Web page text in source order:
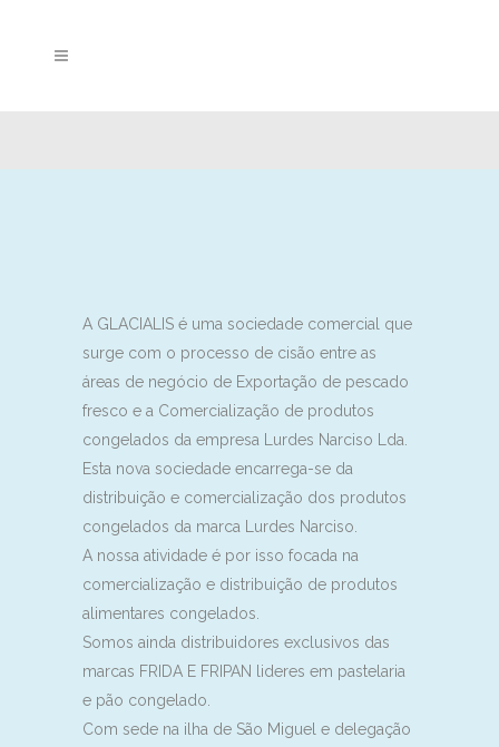
A GLACIALIS é uma sociedade comercial que
surge com o processo de cisão entre as
áreas de negócio de Exportação de pescado
fresco e a Comercialização de produtos
congelados da empresa Lurdes Narciso Lda.
Esta nova sociedade encarrega-se da
distribuição e comercialização dos produtos
congelados da marca Lurdes Narciso.
A nossa atividade é por isso focada na
comercialização e distribuição de produtos
alimentares congelados.
Somos ainda distribuidores exclusivos das
marcas FRIDA E FRIPAN lideres em pastelaria
e pão congelado.
Com sede na ilha de São Miguel e delegação